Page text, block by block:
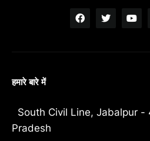
हमारे बारे में
South Civil Line, Jabalpur -
Pradesh